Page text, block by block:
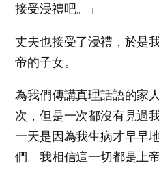
接受浸禮吧。」
丈夫也接受了浸禮，於是
帝的子女。
為我們傳講真理話語的家
次，但是一次都沒有見過
一天是因為我生病才早早
們。我相信這一切都是上